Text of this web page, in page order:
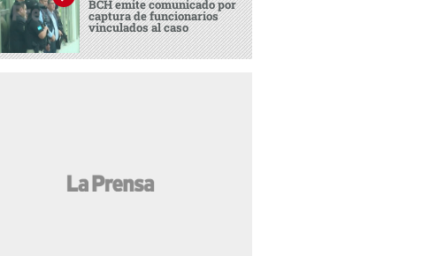
BCH emite comunicado por
captura de funcionarios
vinculados al caso